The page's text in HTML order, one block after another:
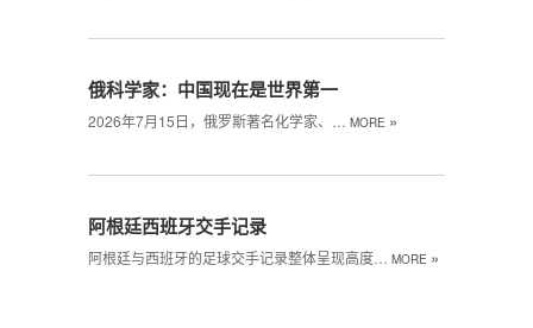
俄科学家：中国现在是世界第一
2026年7月15日，俄罗斯著名化学家、… MORE »
阿根廷西班牙交手记录
阿根廷与西班牙的足球交手记录整体呈现高度… MORE »